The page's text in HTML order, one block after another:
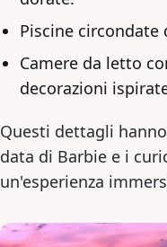
Piscine
Camere da letto
decorazioni
Questi dettagli
data di Barbie e i
un'esperienza